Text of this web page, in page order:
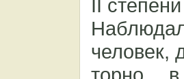
II
человек,